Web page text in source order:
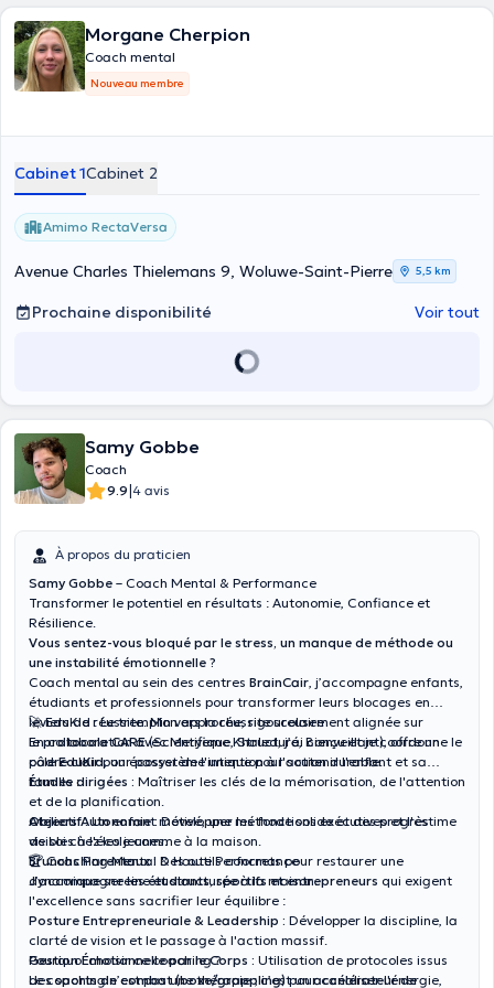
Morgane Cherpion
Coach mental
Nouveau membre
Cabinet 1Cabinet 2
Amimo RectaVersa
Avenue Charles Thielemans 9, Woluwe-Saint-Pierre 5,5 km
Prochaine disponibilité Voir tout
Samy Gobbe
Coach
9.9|4 avis
À propos du praticien
Samy Gobbe – Coach Mental & Performance
Transformer le potentiel en résultats : Autonomie, Confiance et
Résilience.
Vous sentez-vous bloqué par le stress, un manque de méthode ou
une instabilité émotionnelle ?
Coach mental au sein des centres BrainCair, j’accompagne enfants,
étudiants et professionnels pour transformer leurs blocages en
leviers de réussite. Mon approche, rigoureusement alignée sur
leprotocole CARE(Scientifique, Structuré, Bienveillant), offre un
cadre clair pour passer de l'intention à l'action durable.
🚀 EduKid : Le tremplin vers la réussite scolaire
En collaboration avec Meryeme Khaled, j’ai conçu et je coordonne le
pôleEduKid, un écosystème unique pour soutenir l'enfant et sa
famille :
Études dirigées : Maîtriser les clés de la mémorisation, de l'attention
et de la planification.
Ateliers Autonomie :Développer les fonctions exécutives et l'estime
de soi chez les jeunes.
Brunchs Parentaux : Des outils concrets pour restaurer une
dynamique sereine et structurée à la maison.
Objectif :Un enfant motivé, une méthode solide et des progrès
visibles à l'école comme à la maison.
🏆 Coaching Mental & Haute Performance
J’accompagne lesétudiants, sportifs et entrepreneurs qui exigent
l'excellence sans sacrifier leur équilibre :
Posture Entrepreneuriale & Leadership : Développer la discipline, la
clarté de vision et le passage à l'action massif.
Gestion Émotionnelle par le Corps : Utilisation de protocoles issus
dessports de combat (boxe/grappling)pour canaliser l'énergie,
Pourquoi choisir ce coaching ?
Le coaching n’est pas une thérapie ; c’est unaccélérateur de